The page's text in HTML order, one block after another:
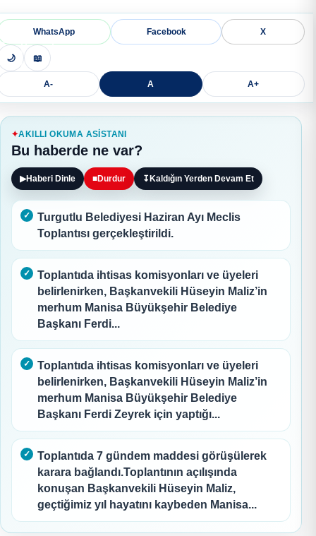
WhatsApp Facebook X
🌙 📖
A- A A+
AKILLI OKUMA ASISTANI
Bu haberde ne var?
▶Haberi Dinle ■Durdur ↧ Kaldığın Yerden Devam Et
Turgutlu Belediyesi Haziran Ayı Meclis
Toplantısı gerçekleştirildi.
Toplantıda ihtisas komisyonları ve üyeleri
belirlenirken, Başkanvekili Hüseyin Maliz’in
merhum Manisa Büyükşehir Belediye
Başkanı Ferdi...
Toplantıda ihtisas komisyonları ve üyeleri
belirlenirken, Başkanvekili Hüseyin Maliz’in
merhum Manisa Büyükşehir Belediye
Başkanı Ferdi Zeyrek için yaptığı...
Toplantıda 7 gündem maddesi görüşülerek
karara bağlandı.Toplantının açılışında
konuşan Başkanvekili Hüseyin Maliz,
geçtiğimiz yıl hayatını kaybeden Manisa...